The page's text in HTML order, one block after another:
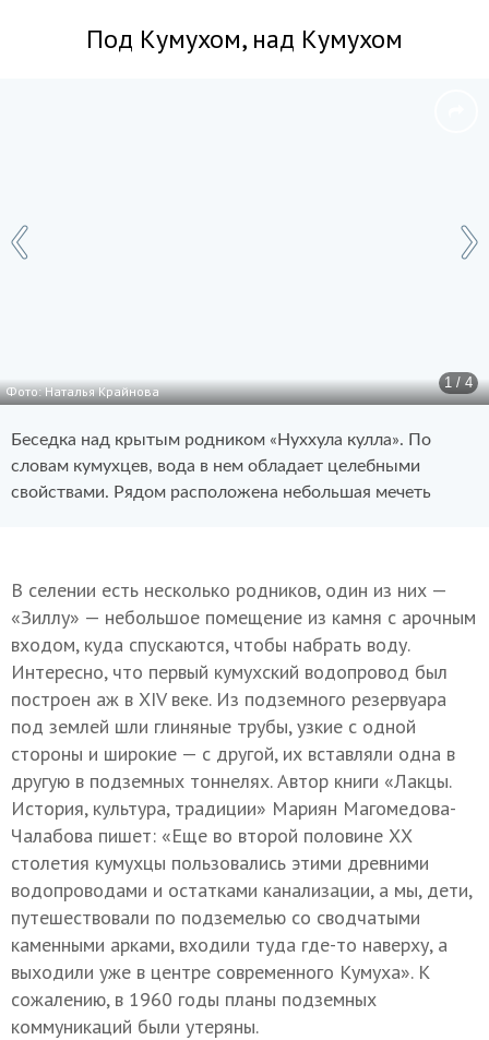
Под Кумухом, над Кумухом
1 / 4
Фото: Наталья Крайнова
Беседка над крытым родником «Нуххула кулла». По
словам кумухцев, вода в нем обладает целебными
свойствами. Рядом расположена небольшая мечеть
В селении есть несколько родников, один из них —
«Зиллу» — небольшое помещение из камня с арочным
входом, куда спускаются, чтобы набрать воду.
Интересно, что первый кумухский водопровод был
построен аж в XIV веке. Из подземного резервуара
под землей шли глиняные трубы, узкие с одной
стороны и широкие — с другой, их вставляли одна в
другую в подземных тоннелях. Автор книги «Лакцы.
История, культура, традиции» Мариян Магомедова-
Чалабова пишет: «Еще во второй половине ХХ
столетия кумухцы пользовались этими древними
водопроводами и остатками канализации, а мы, дети,
путешествовали по подземелью со сводчатыми
каменными арками, входили туда где-то наверху, а
выходили уже в центре современного Кумуха». К
сожалению, в 1960 годы планы подземных
коммуникаций были утеряны.